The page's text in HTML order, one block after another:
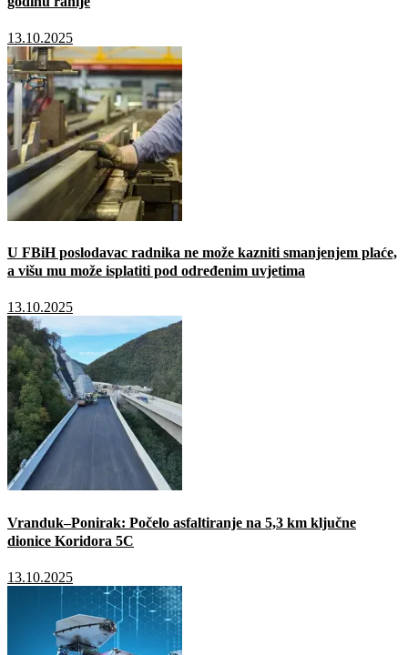
13.10.2025
U FBiH poslodavac radnika ne može kazniti smanjenjem plaće,
a višu mu može isplatiti pod određenim uvjetima
13.10.2025
Vranduk–Ponirak: Počelo asfaltiranje na 5,3 km ključne
dionice Koridora 5C
13.10.2025